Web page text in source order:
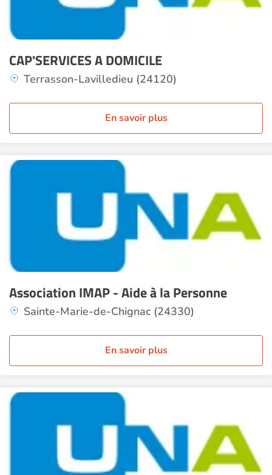
CAP'SERVICES A DOMICILE
Terrasson-Lavilledieu (24120)
En savoir plus
Association IMAP - Aide à la Personne
Sainte-Marie-de-Chignac (24330)
En savoir plus